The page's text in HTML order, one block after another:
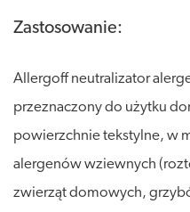
Zastosowanie:
Allergoff neutralizator
przeznaczony do użytku
powierzchnie tekstylne, w
alergenów wziewnych
zwierząt domowych,